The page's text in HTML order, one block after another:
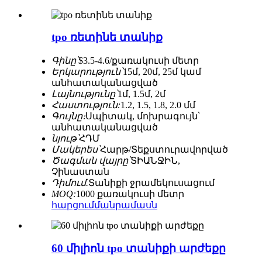
tpo ռետինե տանիք
Գինը՝$3.5-4.6/քառակուսի մետր
Երկարություն՝15մ, 20մ, 25մ կամ
անհատականացված
Լայնությունը՝1մ, 1.5մ, 2մ
Հաստություն:1.2, 1.5, 1.8, 2.0 մմ
Գույնը։Սպիտակ, մոխրագույն՝
անհատականացված
նյութ՝ՀԴՄ
Մակերես՝Հարթ/Տեքստուրավորված
Ծագման վայրը՝ՏԻԱՆՋԻՆ,
Չինաստան
Դիմում.Տանիքի ջրամեկուսացում
MOQ:1000 քառակուսի մետր
հարցումմանրամասն
60 միլիոն tpo տանիքի արժեքը